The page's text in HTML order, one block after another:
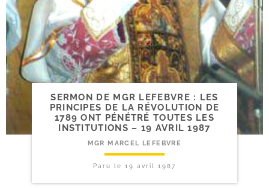
SERMON DE MGR LEFEBVRE : LES
PRINCIPES DE LA RÉVOLUTION DE
1789 ONT PÉNÉTRÉ TOUTES LES
INSTITUTIONS – 19 AVRIL 1987
MGR MARCEL LEFEBVRE
Paru le 19 avril 1987